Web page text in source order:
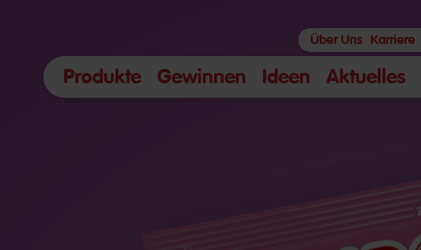
Produkte Gewinnen Ideen Aktuelles
Über Uns Karriere